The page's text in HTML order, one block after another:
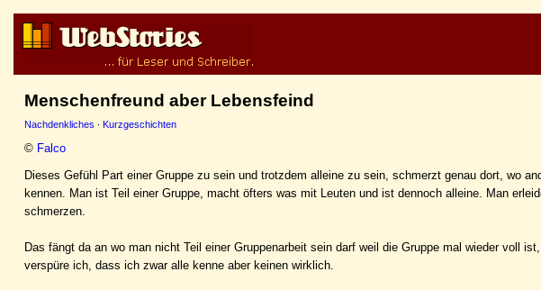
Menschenfreund aber Lebensfeind
Nachdenkliches · Kurzgeschichten
© Falco
Dieses Gefühl Part einer Gruppe zu sein und trotzdem alleine zu sein, schmerzt genau dort, wo
kennen. Man ist Teil einer Gruppe, macht öfters was mit Leuten und ist dennoch alleine. Man
schmerzen.
Das fängt da an wo man nicht Teil einer Gruppenarbeit sein darf weil die Gruppe mal wieder voll
verspüre ich, dass ich zwar alle kenne aber keinen wirklich.